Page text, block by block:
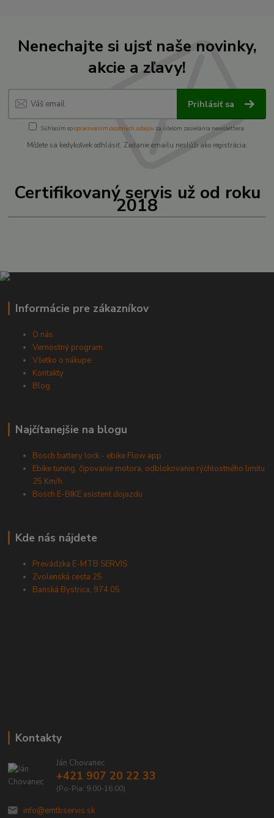
Nenechajte si ujsť naše novinky,
akcie a zľavy!
Prihlásiť sa
Súhlasím sospracovaním osobných údajov za účelom zasielania newslettera.
Môžete sa kedykoľvek odhlásiť. Zadanie emailu neslúži ako registrácia.
Certifikovaný servis už od roku
2018
Informácie pre zákazníkov
O nás
Vernostný program
Všetko o nákupe
Kontakty
Blog
Najčítanejšie na blogu
Bosch battery lock - ebike Flow app
Ebike tuning, čipovanie motora, odblokovanie rýchlostného limitu
25 Km/h
Bosch E-BIKE asistent dojazdu
Kde nás nájdete
Prevádzka E-MTB SERVIS
Zvolenská cesta 25
Banská Bystrica, 974 05
Kontakty
Ján Chovanec
+421 907 20 22 33
(Po-Pia: 9:00-16:00)
info@emtbservis.sk